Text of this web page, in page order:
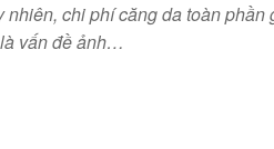
nhiên, chi phí căng da toàn phần
vấn đề ảnh…